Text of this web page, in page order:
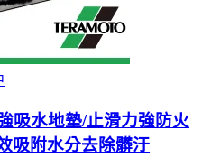
吸水地墊/止滑力強防火
吸附水分去除髒汙